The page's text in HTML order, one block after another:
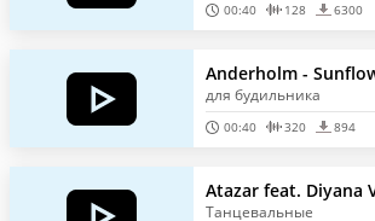
00:40 128 6300
Anderholm -
для будильника
00:40 320 894
Atazar feat. Diyana
Танцевальные